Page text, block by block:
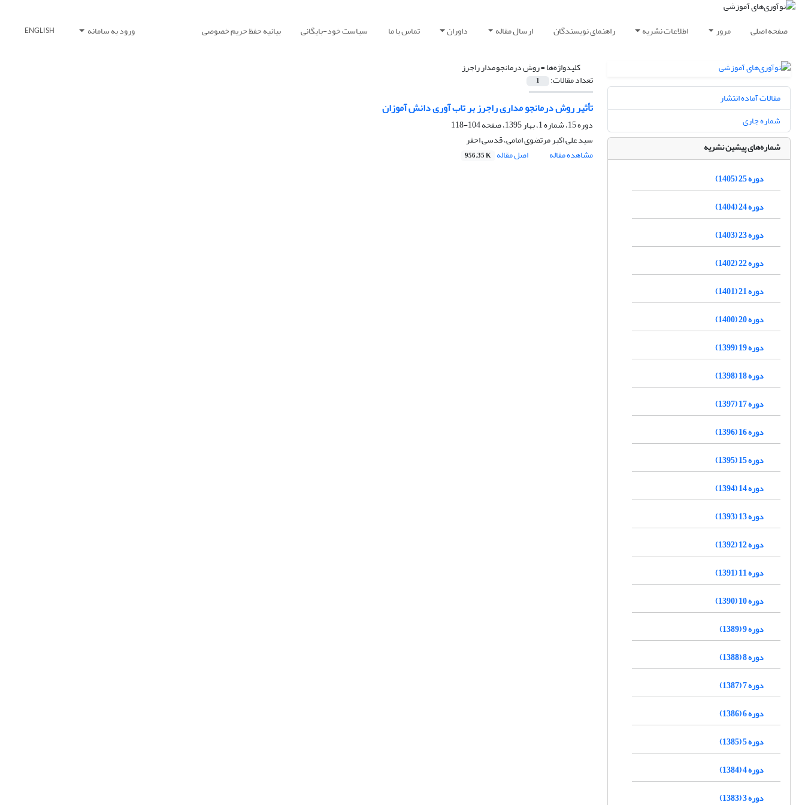
صفحه اصلی مرور اطلاعات نشریه راهنمای نویسندگان ارسال مقاله داوران تماس با ما سیاست خود-بایگانی بیانیه حفظ حریم خصوصی ورود به سامانه ENGLISH
کلیدواژه‌ها =روش درمانجو مدار راجرز
تعداد مقالات: 1
تأثیر روش درمانجو مداری راجرز بر تاب آوری دانش آموزان
دوره 15، شماره 1، بهار 1395، صفحه
104-118
سید علی اکبر مرتضوی امامی، قدسی احقر
مشاهده مقاله
اصل مقاله 956.35 K
مقالات آماده انتشار
شماره جاری
شماره‌های پیشین نشریه
دوره 25 (1405)
دوره 24 (1404)
دوره 23 (1403)
دوره 22 (1402)
دوره 21 (1401)
دوره 20 (1400)
دوره 19 (1399)
دوره 18 (1398)
دوره 17 (1397)
دوره 16 (1396)
دوره 15 (1395)
دوره 14 (1394)
دوره 13 (1393)
دوره 12 (1392)
دوره 11 (1391)
دوره 10 (1390)
دوره 9 (1389)
دوره 8 (1388)
دوره 7 (1387)
دوره 6 (1386)
دوره 5 (1385)
دوره 4 (1384)
دوره 3 (1383)